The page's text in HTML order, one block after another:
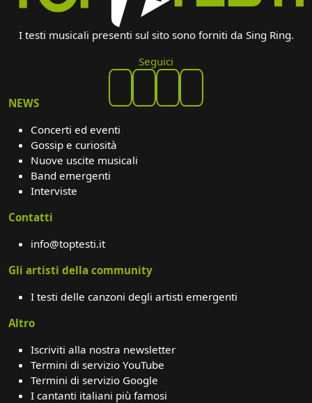
I testi musicali presenti sul sito sono forniti da Sing Ring.
Seguici
NEWS
Concerti ed eventi
Gossip e curiosità
Nuove uscite musicali
Band emergenti
Interviste
Contatti
info@toptesti.it
Gli artisti della community
I testi delle canzoni degli artisti emergenti
Altro
Iscriviti alla nostra newsletter
Termini di servizio YouTube
Termini di servizio Google
I cantanti italiani più famosi